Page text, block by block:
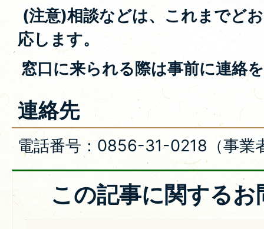
(注意)相談などは、これまでど
応します。
窓口に来られる際は事前に連絡
連絡先
電話番号：0856-31-0218（事
この記事に関する